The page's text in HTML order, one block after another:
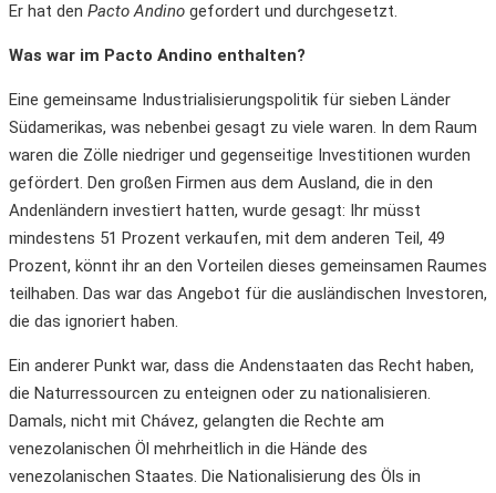
Er hat den Pacto Andino gefordert und durchgesetzt.
Was war im Pacto Andino enthalten?
Eine gemeinsame Industrialisierungspolitik für sieben Länder
Südamerikas, was nebenbei gesagt zu viele waren. In dem Raum
waren die Zölle niedriger und gegenseitige Investitionen wurden
gefördert. Den großen Firmen aus dem Ausland, die in den
Andenländern investiert hatten, wurde gesagt: Ihr müsst
mindestens 51 Prozent verkaufen, mit dem anderen Teil, 49
Prozent, könnt ihr an den Vorteilen dieses gemeinsamen Raumes
teilhaben. Das war das Angebot für die ausländischen Investoren,
die das ignoriert haben.
Ein anderer Punkt war, dass die Andenstaaten das Recht haben,
die Naturressourcen zu enteignen oder zu nationalisieren.
Damals, nicht mit Chávez, gelangten die Rechte am
venezolanischen Öl mehrheitlich in die Hände des
venezolanischen Staates. Die Nationalisierung des Öls in